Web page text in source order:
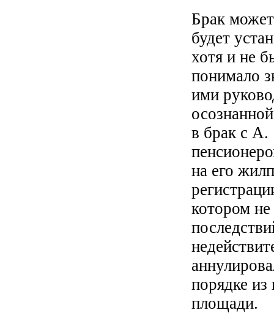
Брак
будет
хотя и не
понимало
ими
в брак с
на его
котором
порядке
площади.